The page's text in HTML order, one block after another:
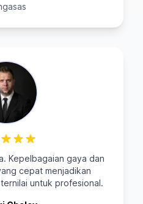
Kepelbagaian gaya dan
cepat menjadikan
untuk profesional.